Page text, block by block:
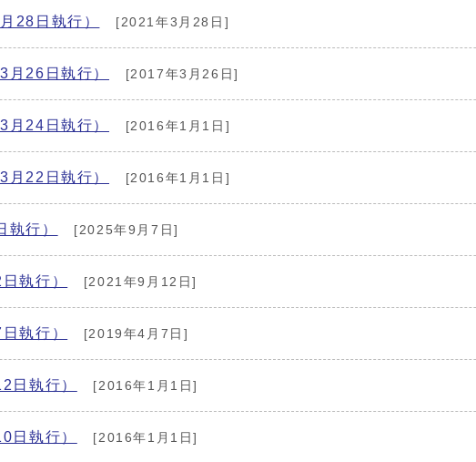
28日執行） [2021年3月28日]
月26日執行） [2017年3月26日]
月24日執行） [2016年1月1日]
月22日執行） [2016年1月1日]
行） [2025年9月7日]
執行） [2021年9月12日]
執行） [2019年4月7日]
日執行） [2016年1月1日]
日執行） [2016年1月1日]